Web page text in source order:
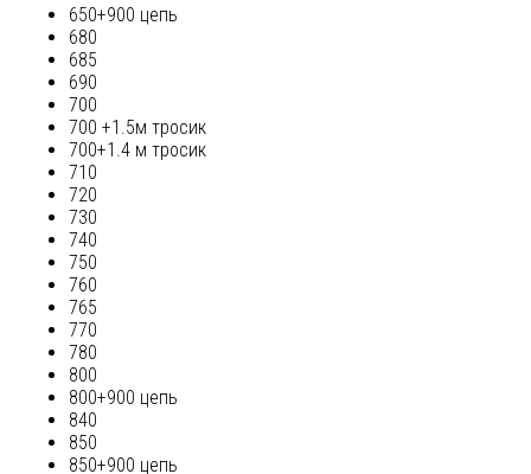
650+900 цепь
680
685
690
700
700 +1.5м тросик
700+1.4 м тросик
710
720
730
740
750
760
765
770
780
800
800+900 цепь
840
850
850+900 цепь